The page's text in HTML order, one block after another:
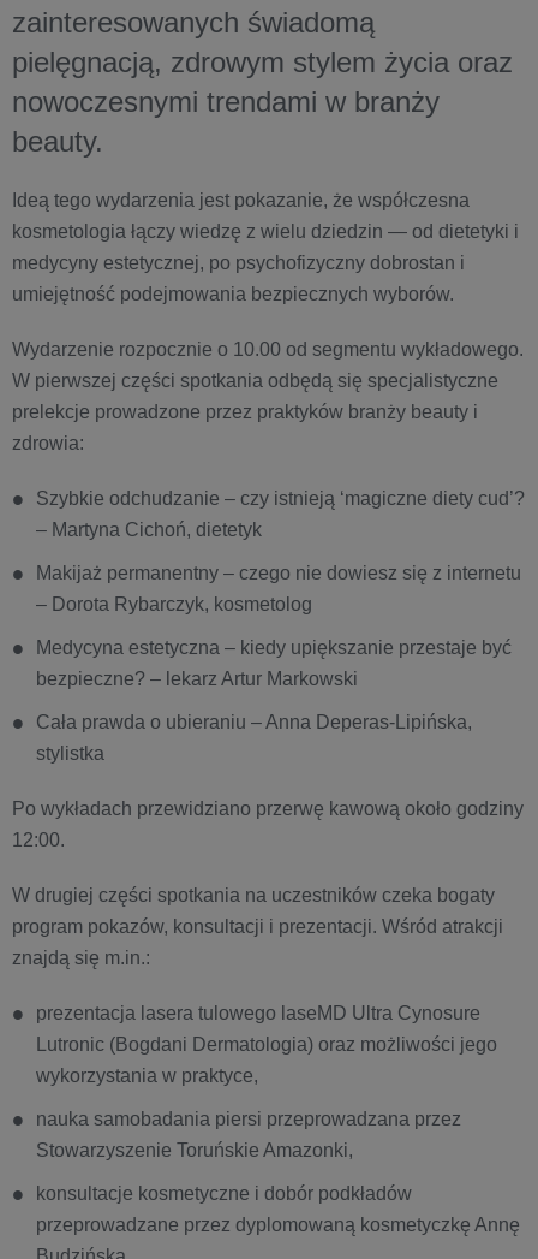
zainteresowanych świadomą
pielęgnacją, zdrowym stylem życia oraz
nowoczesnymi trendami w branży
beauty.
Ideą tego wydarzenia jest pokazanie, że współczesna
kosmetologia łączy wiedzę z wielu dziedzin — od dietetyki i
medycyny estetycznej, po psychofizyczny dobrostan i
umiejętność podejmowania bezpiecznych wyborów.
Wydarzenie rozpocznie o 10.00 od segmentu wykładowego.
W pierwszej części spotkania odbędą się specjalistyczne
prelekcje prowadzone przez praktyków branży beauty i
zdrowia:
Szybkie odchudzanie – czy istnieją ‘magiczne diety cud’?
– Martyna Cichoń, dietetyk
Makijaż permanentny – czego nie dowiesz się z internetu
– Dorota Rybarczyk, kosmetolog
Medycyna estetyczna – kiedy upiększanie przestaje być
bezpieczne? – lekarz Artur Markowski
Cała prawda o ubieraniu – Anna Deperas‑Lipińska,
stylistka
Po wykładach przewidziano przerwę kawową około godziny
12:00.
W drugiej części spotkania na uczestników czeka bogaty
program pokazów, konsultacji i prezentacji. Wśród atrakcji
znajdą się m.in.:
prezentacja lasera tulowego laseMD Ultra Cynosure
Lutronic (Bogdani Dermatologia) oraz możliwości jego
wykorzystania w praktyce,
nauka samobadania piersi przeprowadzana przez
Stowarzyszenie Toruńskie Amazonki,
konsultacje kosmetyczne i dobór podkładów
przeprowadzane przez dyplomowaną kosmetyczkę Annę